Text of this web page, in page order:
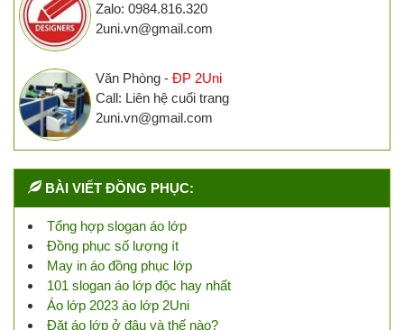
Zalo: 0984.816.320
2uni.vn@gmail.com
Văn Phòng - ĐP 2Uni
Call: Liên hệ cuối trang
2uni.vn@gmail.com
BÀI VIẾT ĐỒNG PHỤC:
Tổng hợp slogan áo lớp
Đồng phục số lượng ít
May in áo đồng phục lớp
101 slogan áo lớp độc hay nhất
Áo lớp 2023 áo lớp 2Uni
Đặt áo lớp ở đâu và thế nào?